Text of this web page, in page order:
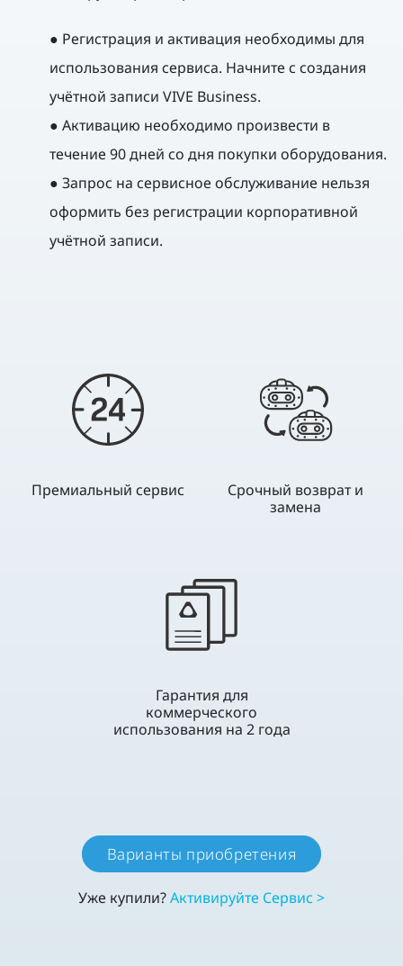
● Регистрация и активация необходимы для
использования сервиса. Начните с создания
учётной записи VIVE Business.
● Активацию необходимо произвести в
течение 90 дней со дня покупки оборудования.
● Запрос на сервисное обслуживание нельзя
оформить без регистрации корпоративной
учётной записи.
Премиальный сервис
Срочный возврат и
замена
Гарантия для
коммерческого
использования на 2 года
Варианты приобретения
Уже купили?Активируйте Cервис >